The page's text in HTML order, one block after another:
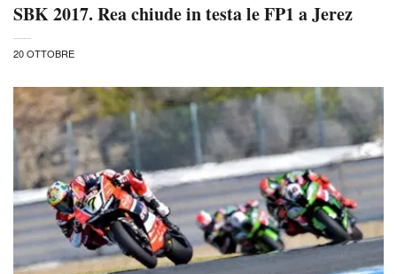
SBK 2017. Rea chiude in testa le FP1 a Jerez
20 OTTOBRE